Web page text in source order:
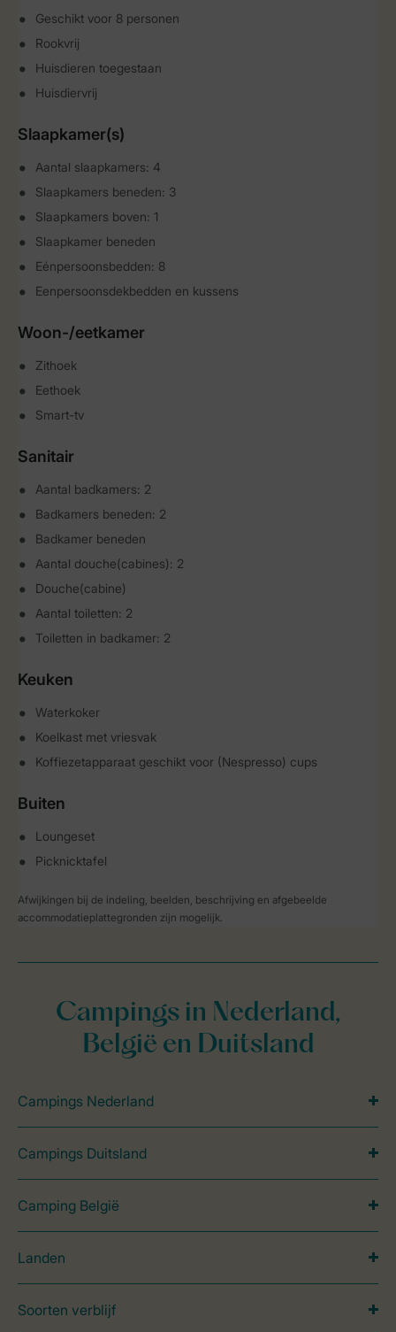
Geschikt voor 8 personen
Rookvrij
Huisdieren toegestaan
Huisdiervrij
Slaapkamer(s)
Aantal slaapkamers: 4
Slaapkamers beneden: 3
Slaapkamers boven: 1
Slaapkamer beneden
Eénpersoonsbedden: 8
Eenpersoonsdekbedden en kussens
Woon-/eetkamer
Zithoek
Eethoek
Smart-tv
Sanitair
Aantal badkamers: 2
Badkamers beneden: 2
Badkamer beneden
Aantal douche(cabines): 2
Douche(cabine)
Aantal toiletten: 2
Toiletten in badkamer: 2
Keuken
Waterkoker
Koelkast met vriesvak
Koffiezetapparaat geschikt voor (Nespresso) cups
Buiten
Loungeset
Picknicktafel
Afwijkingen bij de indeling, beelden, beschrijving en afgebeelde
accommodatieplattegronden zijn mogelijk.
Campings in Nederland,
België en Duitsland
Campings Nederland
Campings Duitsland
Camping België
Landen
Soorten verblijf